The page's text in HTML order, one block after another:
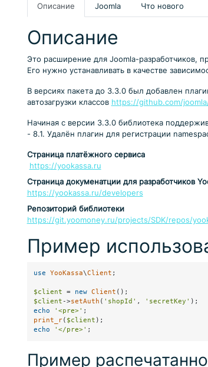
Описание Joomla Что нового
Описание
Это расширение для Joomla-разработчиков,
Его нужно устанавливать в качестве
В версиях пакета до 3.3.0 был добавлен
автозагрузки классов https://github.com/
Начиная с версии 3.3.0 библиотека
- 8.1. Удалён плагин для регистрации
Страница платёжного сервиса
https://yookassa.ru
Страница докуменатции для разработчиков
https://yookassa.ru/developers
Репозиторий библиотеки
https://git.yoomoney.ru/projects/SDK/repos/
Пример
use YooKassa\Client ;
$client = new Client
$client ->setAuth ( 'shopId' , 'secretKey'
echo
'<pre>'
print_r( $client
echo
'</pre>'
Пример